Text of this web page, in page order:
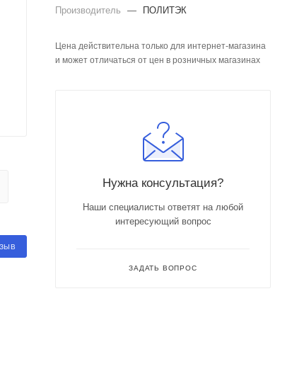
Производитель
— ПОЛИТЭК
Цена действительна только для интернет-магазина
и может отличаться от цен в розничных магазинах
Нужна консультация?
Наши специалисты ответят на любой
интересующий вопрос
ЗАДАТЬ ВОПРОС